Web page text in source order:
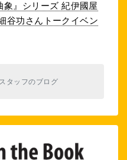
象』シリーズ 紀伊國屋
谷功さんトークイベン
スタッフのブログ